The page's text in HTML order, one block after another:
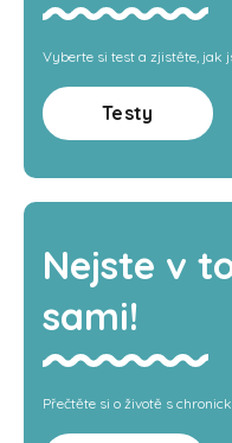
Vyberte si test a zjistěte, jak
Testy
Nejste v
sami!
Přečtěte si o životě s